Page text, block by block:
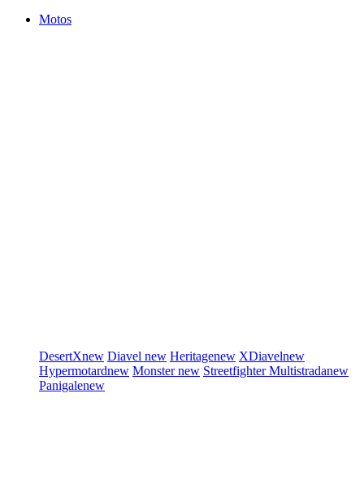
Motos
DesertXnew Diavel new Heritagenew XDiavelnew
Hypermotardnew Monsternew StreetfighterMultistradanew
Panigalenew